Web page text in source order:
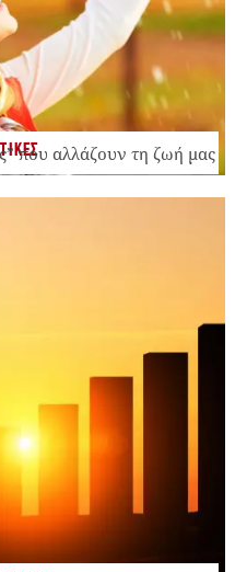
που αλλάζουν τη ζωή μας